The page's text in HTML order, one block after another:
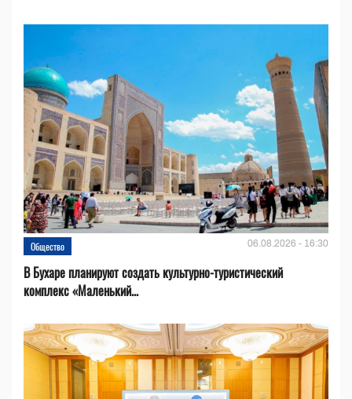
Общество 06.08.2026 - 16:30
В Бухаре планируют создать культурно-туристический
комплекс «Маленький...